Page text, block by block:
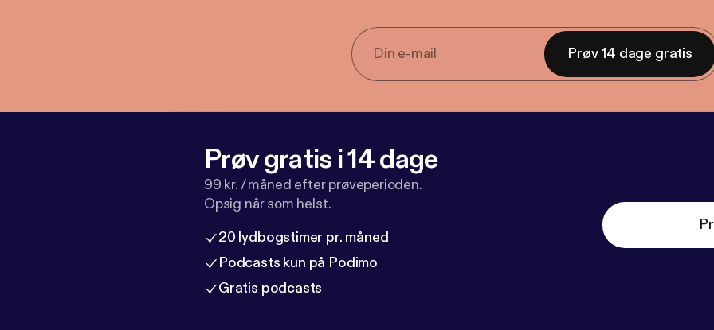
Prøv 14 dage gratis
Prøv gratis i 14 dage
99 kr. / måned efter prøveperioden.
Opsig når som helst.
20 lydbogstimer pr. måned
Podcasts kun på Podimo
Gratis podcasts